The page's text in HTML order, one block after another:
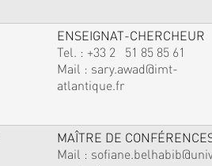
ENSEIGNAT-CHERCHEUR
Tel. : +33 2 51 85 85 61
Mail : sary.awad@imt-
atlantique.fr
MAÎTRE DE
Mail :